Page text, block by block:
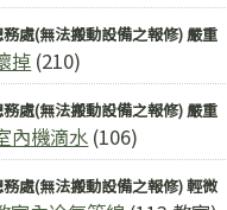
處(無法搬動設備之報修) 嚴重
掉 (210)
處(無法搬動設備之報修) 嚴重
內機滴水 (106)
處(無法搬動設備之報修) 輕微